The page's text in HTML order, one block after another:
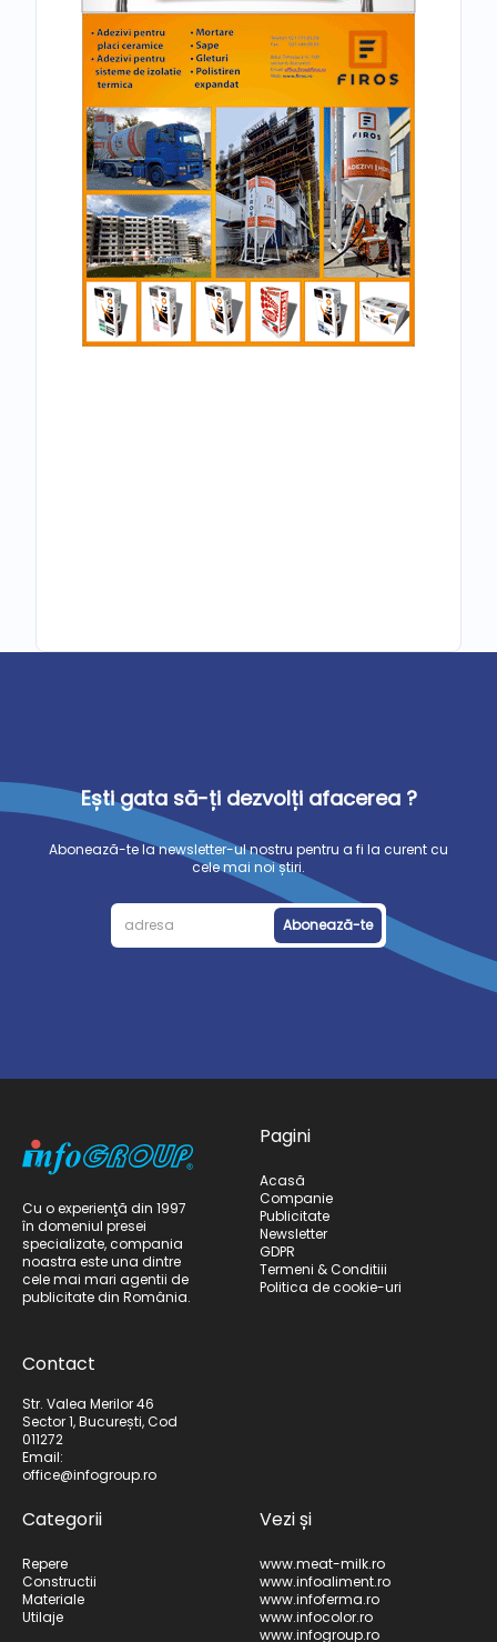
Ești gata să-ți dezvolți afacerea ?
Abonează-te la newsletter-ul nostru pentru a fi la curent cu
cele mai noi știri.
Abonează-te
Cu o experienţă din 1997
în domeniul presei
specializate, compania
noastra este una dintre
cele mai mari agentii de
publicitate din România.
Contact
Str. Valea Merilor 46
Sector 1, București, Cod
011272
Email:
office@infogroup.ro
Pagini
Acasă
Companie
Publicitate
Newsletter
GDPR
Termeni & Conditiii
Politica de cookie-uri
Categorii
Repere
Constructii
Materiale
Utilaje
Vezi și
www.meat-milk.ro
www.infoaliment.ro
www.infoferma.ro
www.infocolor.ro
www.infogroup.ro